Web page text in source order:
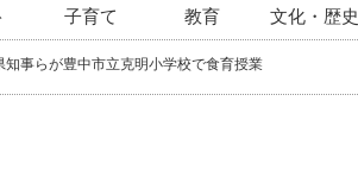
子育て 教育 文化・歴史
知事らが豊中市立克明小学校で食育授業